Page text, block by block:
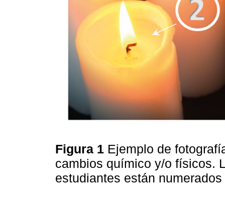
Figura 1 Ejemplo de
cambios químico y/o físicos.
estudiantes están